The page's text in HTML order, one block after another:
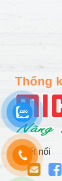
Thống
Kết nối